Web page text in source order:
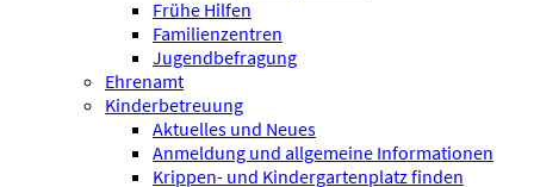
Frühe Hilfen
Familienzentren
Jugendbefragung
Ehrenamt
Kinderbetreuung
Aktuelles und Neues
Anmeldung und allgemeine Informationen
Krippen- und Kindergartenplatz finden